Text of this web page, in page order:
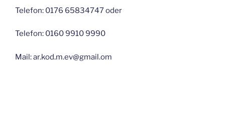
Telefon: 0176 65834747 oder
Telefon: 0160 9910 9990
Mail: ar.kod.m.ev@gmail.om